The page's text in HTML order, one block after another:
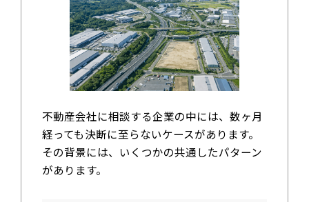
不動産会社に相談する企業の中には、数ヶ月
経っても決断に至らないケースがあります。
その背景には、いくつかの共通したパターン
があります。